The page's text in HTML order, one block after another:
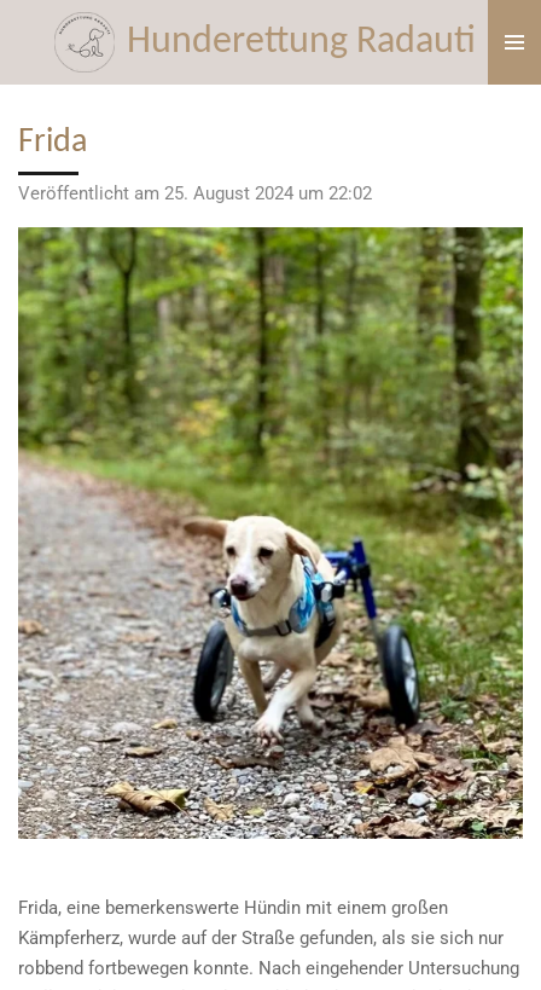
Hauptinhalt
springen
Hunderettung Radauti
Frida
Veröffentlicht am 25. August 2024 um 22:02
Frida, eine bemerkenswerte Hündin mit einem großen
Kämpferherz, wurde auf der Straße gefunden, als sie sich nur
robbend fortbewegen konnte. Nach eingehender Untersuchung